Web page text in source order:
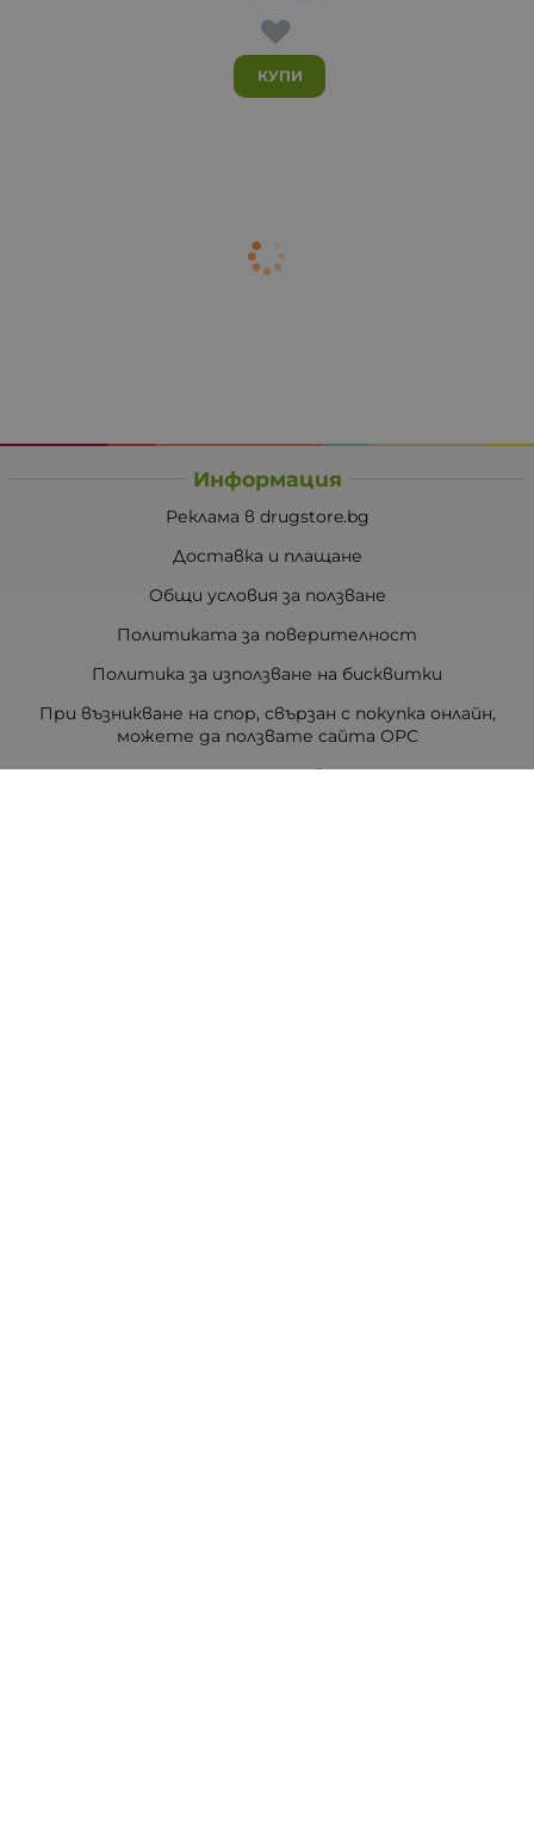
КУПИ
Информация
Реклама в drugstore.bg
Доставка и плащане
Общи условия за ползване
Политиката за поверителност
Политика за използване на бисквитки
При възникване на спор, свързан с покупка онлайн,
можете да ползвате сайта ОРС
Вашите права